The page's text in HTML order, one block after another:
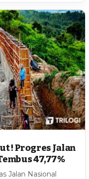
! Progres Jalan
47,77%
Jalan Nasional